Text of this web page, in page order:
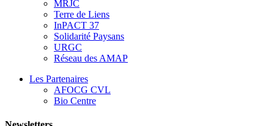
MRJC
Terre de Liens
InPACT 37
Solidarité Paysans
URGC
Réseau des AMAP
Les Partenaires
AFOCG CVL
Bio Centre